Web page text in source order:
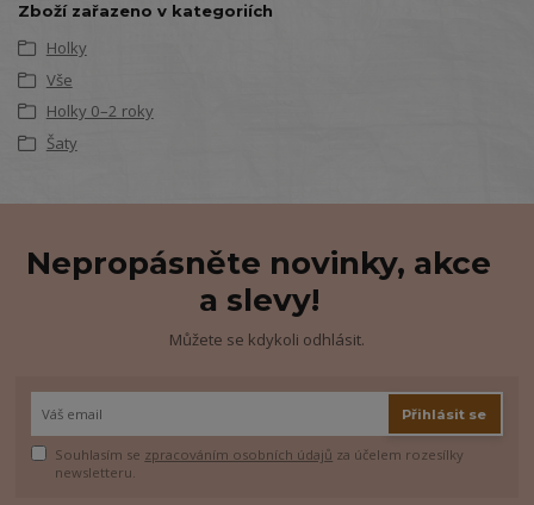
Zboží zařazeno v kategoriích
Holky
Vše
Holky 0–2 roky
Šaty
Nepropásněte novinky, akce
a slevy!
Můžete se kdykoli odhlásit.
Přihlásit se
Souhlasím se zpracováním osobních údajů za účelem rozesílky
newsletteru.